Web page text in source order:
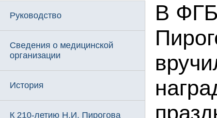
Руководство
Сведения о медицинской
организации
История
К 210-летию Н.И. Пирогова
В